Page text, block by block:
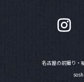
ります。お
支払方法は？
名古屋の前撮り・